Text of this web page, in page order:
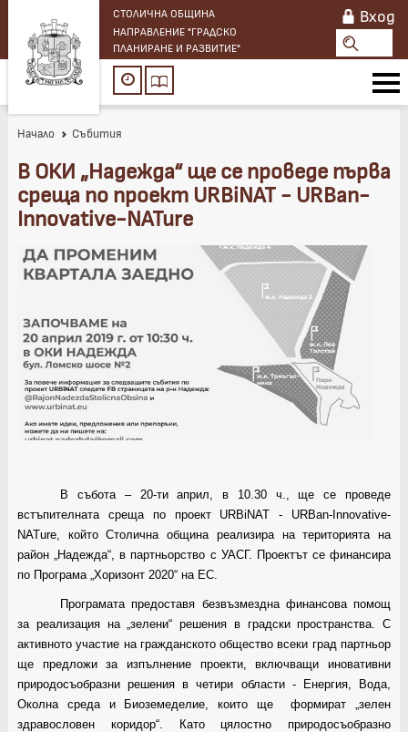
СТОЛИЧНА ОБЩИНА
НАПРАВЛЕНИЕ "ГРАДСКО
ПЛАНИРАНЕ И РАЗВИТИЕ"
Вход
Начало Събития
В ОКИ „Надежда“ ще се проведе първа
среща по проект URBiNAT - URBan-
Innovative-NATure
В събота – 20-ти април, в 10.30 ч., ще се проведе
встъпителната среща по проект URBiNAT - URBan-Innovative-
NATure, който Столична община реализира на територията на
район „Надежда“, в партньорство с УАСГ. Проектът се финансира
по Програма „Хоризонт 2020“ на ЕС.
Програмата предоставя безвъзмездна финансова помощ
за реализация на „зелени“ решения в градски пространства. С
активното участие на гражданското общество всеки град партньор
ще предложи за изпълнение проекти, включващи иновативни
природосъобразни решения в четири области - Енергия, Вода,
Околна среда и Биоземеделие, които ще формират „зелен
здравословен коридор“. Като цялостно природосъобразно